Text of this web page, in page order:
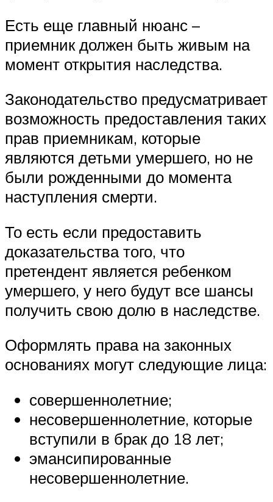
Есть еще главный нюанс –
приемник должен быть живым на
момент открытия наследства.
Законодательство предусматривает
возможность предоставления таких
прав приемникам, которые
являются детьми умершего, но не
были рожденными до момента
наступления смерти.
То есть если предоставить
доказательства того, что
претендент является ребенком
умершего, у него будут все шансы
получить свою долю в наследстве.
Оформлять права на законных
основаниях могут следующие лица:
совершеннолетние;
несовершеннолетние, которые
вступили в брак до 18 лет;
эмансипированные
несовершеннолетние.